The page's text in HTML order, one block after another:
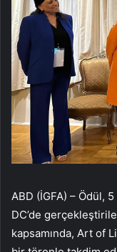
ABD (İGFA) – Ödül,
DC’de
kapsamında, Art of